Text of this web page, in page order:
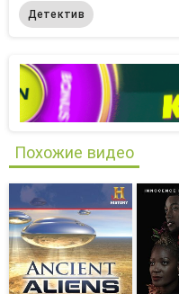
Детектив
Похожие видео